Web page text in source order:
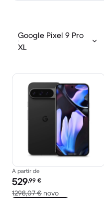
Google Pixel 9 Pro
XL
A partir de
Preço recondicionado:
529,99 €
1298,07 € novoVersus